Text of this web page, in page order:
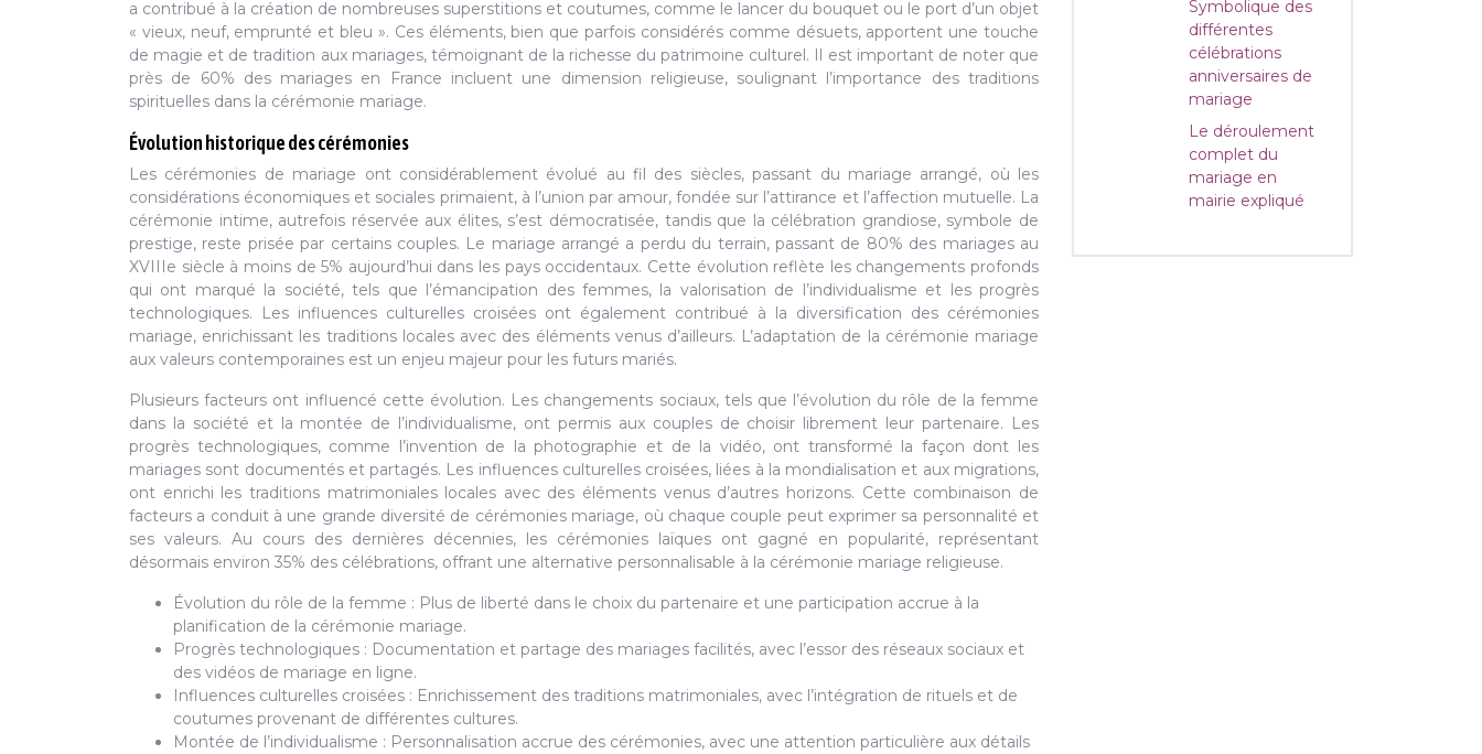
a contribué à la création de nombreuses superstitions et coutumes, comme le lancer du bouquet ou le port d’un objet
« vieux, neuf, emprunté et bleu ». Ces éléments, bien que parfois considérés comme désuets, apportent une touche
de magie et de tradition aux mariages, témoignant de la richesse du patrimoine culturel. Il est important de noter que
près de 60% des mariages en France incluent une dimension religieuse, soulignant l’importance des traditions
spirituelles dans la cérémonie mariage.
Évolution historique des cérémonies
Les cérémonies de mariage ont considérablement évolué au fil des siècles, passant du mariage arrangé, où les
considérations économiques et sociales primaient, à l’union par amour, fondée sur l’attirance et l’affection mutuelle. La
cérémonie intime, autrefois réservée aux élites, s’est démocratisée, tandis que la célébration grandiose, symbole de
prestige, reste prisée par certains couples. Le mariage arrangé a perdu du terrain, passant de 80% des mariages au
XVIIIe siècle à moins de 5% aujourd’hui dans les pays occidentaux. Cette évolution reflète les changements profonds
qui ont marqué la société, tels que l’émancipation des femmes, la valorisation de l’individualisme et les progrès
technologiques. Les influences culturelles croisées ont également contribué à la diversification des cérémonies
mariage, enrichissant les traditions locales avec des éléments venus d’ailleurs. L’adaptation de la cérémonie mariage
aux valeurs contemporaines est un enjeu majeur pour les futurs mariés.
Plusieurs facteurs ont influencé cette évolution. Les changements sociaux, tels que l’évolution du rôle de la femme
dans la société et la montée de l’individualisme, ont permis aux couples de choisir librement leur partenaire. Les
progrès technologiques, comme l’invention de la photographie et de la vidéo, ont transformé la façon dont les
mariages sont documentés et partagés. Les influences culturelles croisées, liées à la mondialisation et aux migrations,
ont enrichi les traditions matrimoniales locales avec des éléments venus d’autres horizons. Cette combinaison de
facteurs a conduit à une grande diversité de cérémonies mariage, où chaque couple peut exprimer sa personnalité et
ses valeurs. Au cours des dernières décennies, les cérémonies laïques ont gagné en popularité, représentant
désormais environ 35% des célébrations, offrant une alternative personnalisable à la cérémonie mariage religieuse.
Évolution du rôle de la femme : Plus de liberté dans le choix du partenaire et une participation accrue à la
planification de la cérémonie mariage.
Progrès technologiques : Documentation et partage des mariages facilités, avec l’essor des réseaux sociaux et
des vidéos de mariage en ligne.
Influences culturelles croisées : Enrichissement des traditions matrimoniales, avec l’intégration de rituels et de
coutumes provenant de différentes cultures.
Montée de l’individualisme : Personnalisation accrue des cérémonies, avec une attention particulière aux détails
Symbolique des
différentes
célébrations
anniversaires de
mariage
Le déroulement
complet du
mariage en
mairie expliqué